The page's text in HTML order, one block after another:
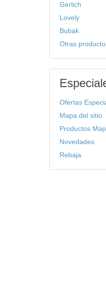
Gerlich
Lovely
Bubak
Otras
Ofertas
Mapa del sitio
Productos
Novedades
Rebaja